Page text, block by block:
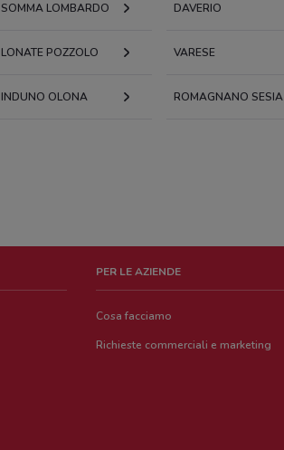
SOMMA LOMBARDO DAVERIO
LONATE POZZOLO VARESE
INDUNO OLONA ROMAGNANO SESIA
PER LE AZIENDE
Cosa facciamo
Richieste commerciali e marketing